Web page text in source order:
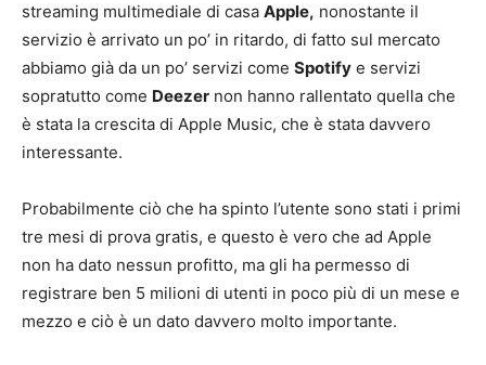
streaming multimediale di casa Apple, nonostante il
servizio è arrivato un po’ in ritardo, di fatto sul mercato
abbiamo già da un po’ servizi come Spotify e servizi
sopratutto come Deezer non hanno rallentato quella che
è stata la crescita di Apple Music, che è stata davvero
interessante.
Probabilmente ciò che ha spinto l’utente sono stati i primi
tre mesi di prova gratis, e questo è vero che ad Apple
non ha dato nessun profitto, ma gli ha permesso di
registrare ben 5 milioni di utenti in poco più di un mese e
mezzo e ciò è un dato davvero molto importante.